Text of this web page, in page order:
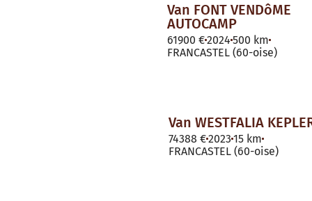
Van FONT VENDôME
AUTOCAMP
61900 €2024500 km
FRANCASTEL (60-oise)
Van WESTFALIA
74388 €202315 km
FRANCASTEL (60-oise)